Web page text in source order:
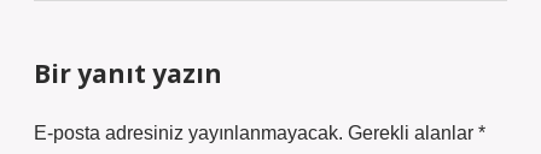
Bir yanıt yazın
E-posta adresiniz yayınlanmayacak. Gerekli alanlar *